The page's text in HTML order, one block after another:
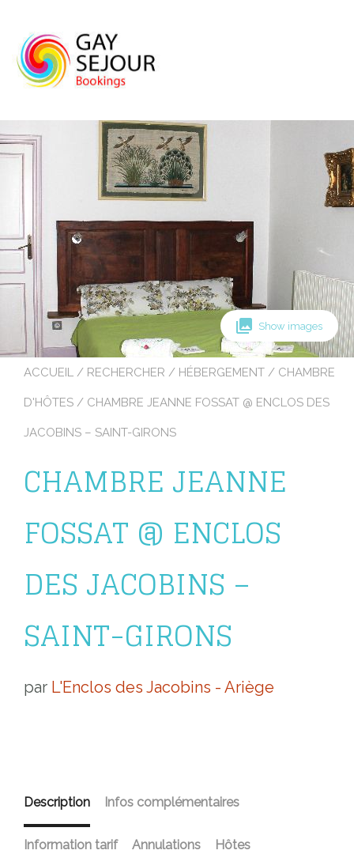
content
Show images
ACCUEIL / RECHERCHER / HÉBERGEMENT / CHAMBRE
D'HÔTES / CHAMBRE JEANNE FOSSAT @ ENCLOS DES
JACOBINS – SAINT-GIRONS
CHAMBRE JEANNE
FOSSAT @ ENCLOS
DES JACOBINS –
SAINT-GIRONS
par L'Enclos des Jacobins - Ariège
Description Infos complémentaires
Information tarif Annulations Hôtes